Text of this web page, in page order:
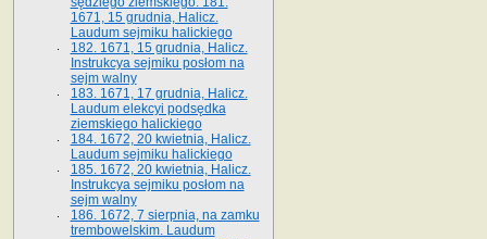
1671, 15 grudnia, Halicz.
Laudum sejmiku halickiego
182. 1671, 15 grudnia, Halicz.
Instrukcya sejmiku posłom na
sejm walny
183. 1671, 17 grudnia, Halicz.
Laudum elekcyi podsędka
ziemskiego halickiego
184. 1672, 20 kwietnia, Halicz.
Laudum sejmiku halickiego
185. 1672, 20 kwietnia, Halicz.
Instrukcya sejmiku posłom na
sejm walny
186. 1672, 7 sierpnia, na zamku
trembowelskim. Laudum